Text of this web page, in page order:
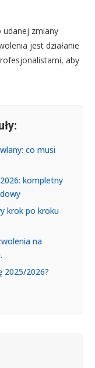
udanej zmiany
jest działanie
aby
co musi
kompletny
krok po kroku
na
2025/2026?